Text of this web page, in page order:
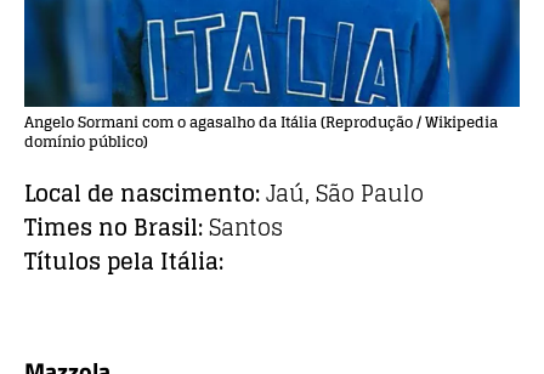
Angelo Sormani com o agasalho da Itália (Reprodução / Wikipedia
domínio público)
Local de nascimento:Jaú, São Paulo
Times no Brasil:Santos
Títulos pela Itália: